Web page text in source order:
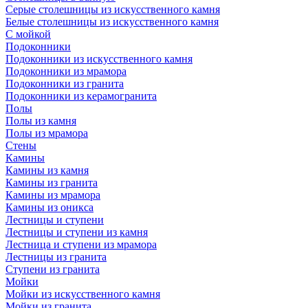
Серые столешницы из искусственного камня
Белые столешницы из искусственного камня
С мойкой
Подоконники
Подоконники из искусственного камня
Подоконники из мрамора
Подоконники из гранита
Подоконники из керамогранита
Полы
Полы из камня
Полы из мрамора
Стены
Камины
Камины из камня
Камины из гранита
Камины из мрамора
Камины из оникса
Лестницы и ступени
Лестницы и ступени из камня
Лестница и ступени из мрамора
Лестницы из гранита
Ступени из гранита
Мойки
Мойки из искусственного камня